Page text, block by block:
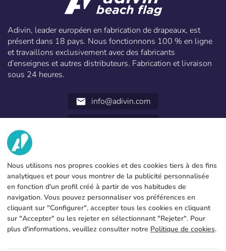
Adivin, leader européen en fabrication de drapeaux, est
présent dans 18 pays. Nous fonctionnons 100 % en ligne
et travaillons exclusivement avec des fabricants
d’enseignes et autres distributeurs. Fabrication et livraison
sous 24 heures.
email info@adivin.com
NOUS
Fabrique
Contact
Blog
SERVICES
Modes de paiement
Production et livraison
FAQs
INFORMATION LÉGALE
Avis légal
Conditions générales
Utilisation des cookies
Politique de confidentialité
Nous utilisons nos propres cookies et des cookies tiers à des fins
analytiques et pour vous montrer de la publicité personnalisée
en fonction d'un profil créé à partir de vos habitudes de
navigation. Vous pouvez personnaliser vos préférences en
cliquant sur "Configurer", accepter tous les cookies en cliquant
sur "Accepter" ou les rejeter en sélectionnant "Rejeter". Pour
plus d'informations, veuillez consulter notre Politique de cookies.